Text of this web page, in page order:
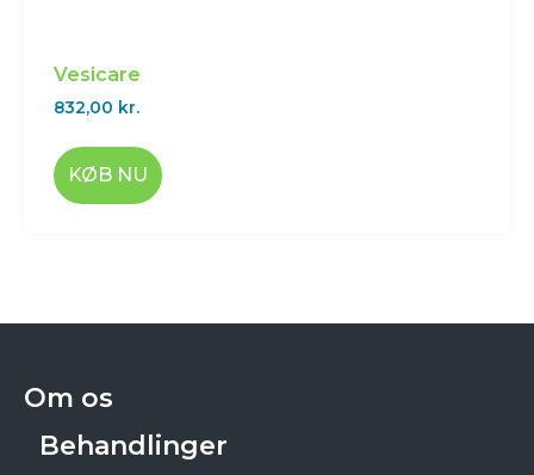
Vesicare
832,00 kr.
KØB NU
Om os
Behandlinger